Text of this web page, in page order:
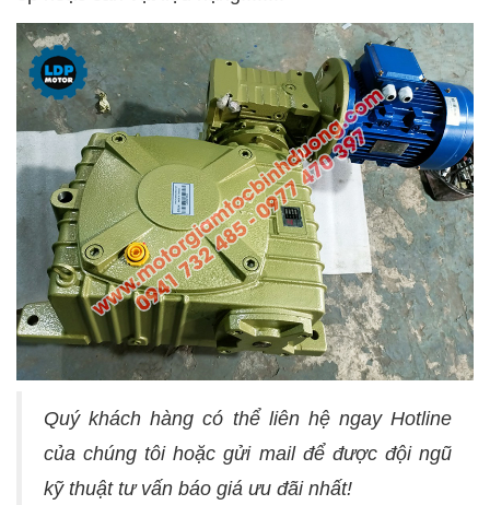
Quý khách hàng có thể liên hệ ngay Hotline
của chúng tôi hoặc gửi mail để được đội ngũ
kỹ thuật tư vấn báo giá ưu đãi nhất!